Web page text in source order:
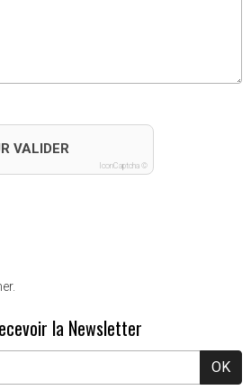
VALIDER
IconCaptcha ©
la Newsletter
OK